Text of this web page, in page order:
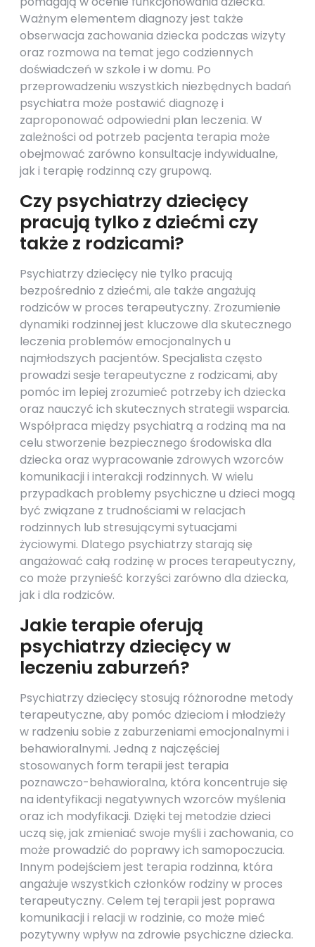
Ważnym elementem diagnozy jest także
obserwacja zachowania dziecka podczas wizyty
oraz rozmowa na temat jego codziennych
doświadczeń w szkole i w domu. Po
przeprowadzeniu wszystkich niezbędnych badań
psychiatra może postawić diagnozę i
zaproponować odpowiedni plan leczenia. W
zależności od potrzeb pacjenta terapia może
obejmować zarówno konsultacje indywidualne,
jak i terapię rodzinną czy grupową.
Czy psychiatrzy dziecięcy
pracują tylko z dziećmi czy
także z rodzicami?
Psychiatrzy dziecięcy nie tylko pracują
bezpośrednio z dziećmi, ale także angażują
rodziców w proces terapeutyczny. Zrozumienie
dynamiki rodzinnej jest kluczowe dla skutecznego
leczenia problemów emocjonalnych u
najmłodszych pacjentów. Specjalista często
prowadzi sesje terapeutyczne z rodzicami, aby
pomóc im lepiej zrozumieć potrzeby ich dziecka
oraz nauczyć ich skutecznych strategii wsparcia.
Współpraca między psychiatrą a rodziną ma na
celu stworzenie bezpiecznego środowiska dla
dziecka oraz wypracowanie zdrowych wzorców
komunikacji i interakcji rodzinnych. W wielu
przypadkach problemy psychiczne u dzieci mogą
być związane z trudnościami w relacjach
rodzinnych lub stresującymi sytuacjami
życiowymi. Dlatego psychiatrzy starają się
angażować całą rodzinę w proces terapeutyczny,
co może przynieść korzyści zarówno dla dziecka,
jak i dla rodziców.
Jakie terapie oferują
psychiatrzy dziecięcy w
leczeniu zaburzeń?
Psychiatrzy dziecięcy stosują różnorodne metody
terapeutyczne, aby pomóc dzieciom i młodzieży
w radzeniu sobie z zaburzeniami emocjonalnymi i
behawioralnymi. Jedną z najczęściej
stosowanych form terapii jest terapia
poznawczo-behawioralna, która koncentruje się
na identyfikacji negatywnych wzorców myślenia
oraz ich modyfikacji. Dzięki tej metodzie dzieci
uczą się, jak zmieniać swoje myśli i zachowania, co
może prowadzić do poprawy ich samopoczucia.
Innym podejściem jest terapia rodzinna, która
angażuje wszystkich członków rodziny w proces
terapeutyczny. Celem tej terapii jest poprawa
komunikacji i relacji w rodzinie, co może mieć
pozytywny wpływ na zdrowie psychiczne dziecka.